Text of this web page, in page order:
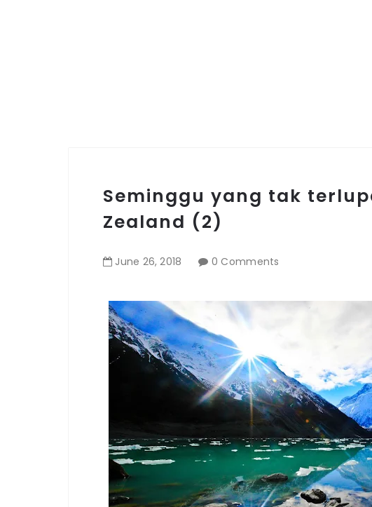
Seminggu yang tak
Zealand (2)
June 26,2018 0 Comments